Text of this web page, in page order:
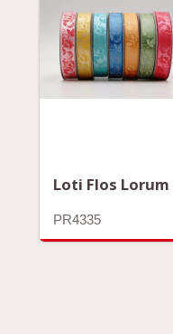
Loti Flos Lorum
PR4335